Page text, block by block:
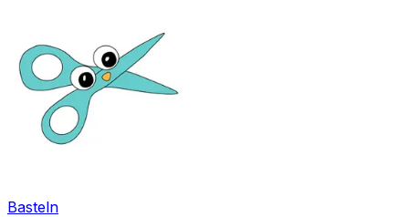
Basteln